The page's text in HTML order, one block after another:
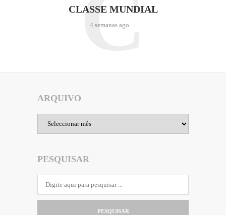
CLASSE MUNDIAL
4 semanas ago
ARQUIVO
PESQUISAR
PESQUISAR